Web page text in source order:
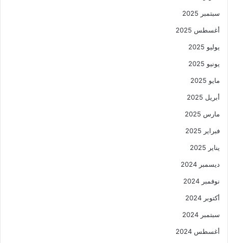
سبتمبر 2025
أغسطس 2025
يوليو 2025
يونيو 2025
مايو 2025
أبريل 2025
مارس 2025
فبراير 2025
يناير 2025
ديسمبر 2024
نوفمبر 2024
أكتوبر 2024
سبتمبر 2024
أغسطس 2024